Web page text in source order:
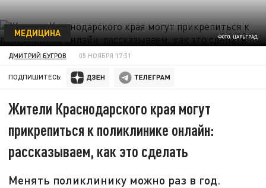
ФОТО: ЦАРЬГРАД
МЕДИЦИНА
ДМИТРИЙ БУГРОВ 05 НОЯБРЯ 17:51
ПОДПИШИТЕСЬ:
Жители Краснодарского края могут
прикрепиться к поликлинике онлайн:
рассказываем, как это сделать
Менять поликлинику можно раз в год.